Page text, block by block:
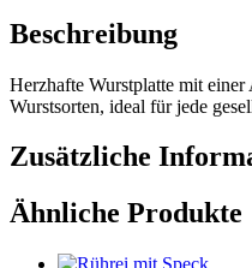
Beschreibung
Herzhafte Wurstplatte mit einer
Wurstsorten, ideal für jede
Zusätzliche
Ähnliche Produkte